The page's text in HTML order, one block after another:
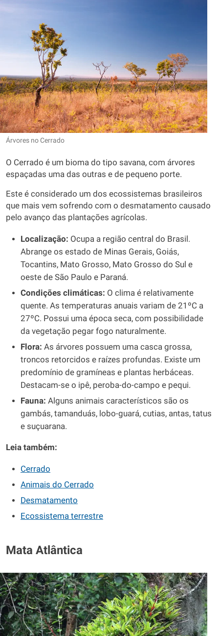
Árvores no Cerrado
O Cerrado é um bioma do tipo savana, com árvores
espaçadas uma das outras e de pequeno porte.
Este é considerado um dos ecossistemas brasileiros
que mais vem sofrendo com o desmatamento causado
pelo avanço das plantações agrícolas.
Localização: Ocupa a região central do Brasil.
Abrange os estado de Minas Gerais, Goiás,
Tocantins, Mato Grosso, Mato Grosso do Sul e
oeste de São Paulo e Paraná.
Condições climáticas: O clima é relativamente
quente. As temperaturas anuais variam de 21ºC a
27ºC. Possui uma época seca, com possibilidade
da vegetação pegar fogo naturalmente.
Flora: As árvores possuem uma casca grossa,
troncos retorcidos e raízes profundas. Existe um
predomínio de gramíneas e plantas herbáceas.
Destacam-se o ipê, peroba-do-campo e pequi.
Fauna: Alguns animais característicos são os
gambás, tamanduás, lobo-guará, cutias, antas, tatus
e suçuarana.
Leia também:
Cerrado
Animais do Cerrado
Desmatamento
Ecossistema terrestre
Mata Atlântica